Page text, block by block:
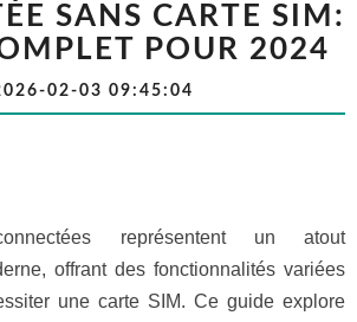
SANS CARTE SIM:
POUR 2024
02-03 09:45:04
représentent un atout
offrant des fonctionnalités variées
une carte SIM. Ce guide explore